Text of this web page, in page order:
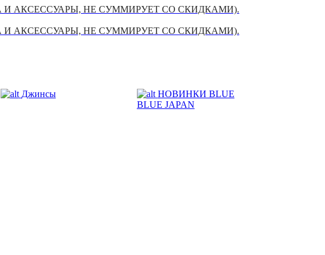
И АКСЕССУАРЫ, НЕ СУММИРУЕТ СО СКИДКАМИ).
И АКСЕССУАРЫ, НЕ СУММИРУЕТ СО СКИДКАМИ).
Джинсы
НОВИНКИ BLUE
BLUE JAPAN